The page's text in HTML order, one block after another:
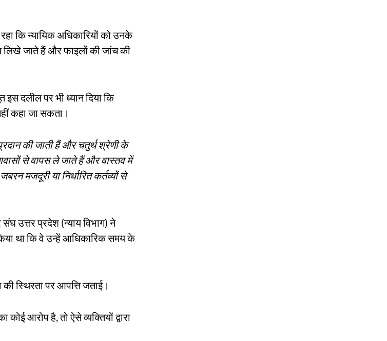
कि न्यायिक अधिकारियों को उनके
लिखे जाते हैं और फाइलों की जांच की
इस दलील पर भी ध्यान दिया कि
कहा जा सकता।
की जाती हैं और चतुर्थ श्रेणी के
से वापस ले जाते हैं और वास्तव में
मजदूरी या निर्धारित कर्तव्यों से
उत्तर प्रदेश (न्याय विभाग) ने
था कि वे उन्हें आधिकारिक समय के
स्थिरता पर आपत्ति जताई।
आरोप है, तो ऐसे व्यक्तियों द्वारा